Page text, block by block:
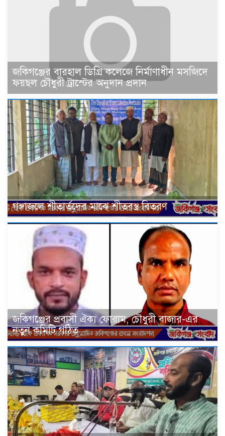
জকিগঞ্জের বারহাল ডিগ্রি কলেজে নির্মাণাধীন মসজিদে
ফয়ছল চৌধুরী ট্রাস্টের অনুদান প্রদান
গঙ্গাজলে শীতার্তদের মাঝে শীতবস্ত্র বিতরণ
জকিগঞ্জের প্রবাসী ঐক্য ফোরাম, চৌধুরী বাজার-এর
নতুন কমিটি গঠিত